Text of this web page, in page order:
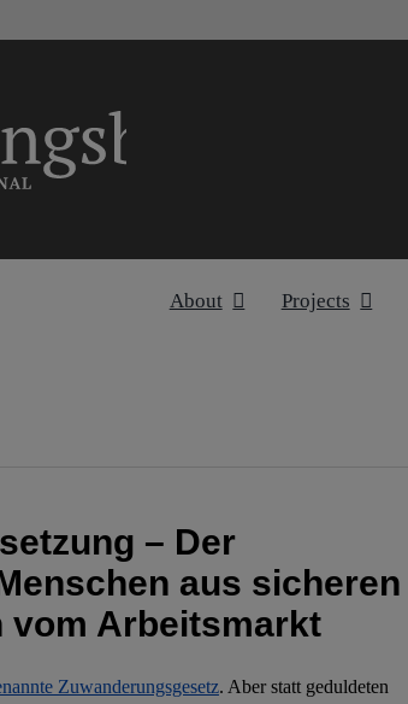
About Projects
– Der
aus sicheren
vom Arbeitsmarkt
Zuwanderungsgesetz. Aber statt geduldeten